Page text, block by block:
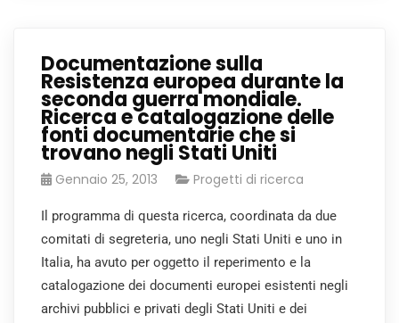
Documentazione sulla
Resistenza europea durante la
seconda guerra mondiale.
Ricerca e catalogazione delle
fonti documentarie che si
trovano negli Stati Uniti
Gennaio 25, 2013 Progetti di ricerca
Il programma di questa ricerca, coordinata da due
comitati di segreteria, uno negli Stati Uniti e uno in
Italia, ha avuto per oggetto il reperimento e la
catalogazione dei documenti europei esistenti negli
archivi pubblici e privati degli Stati Uniti e dei